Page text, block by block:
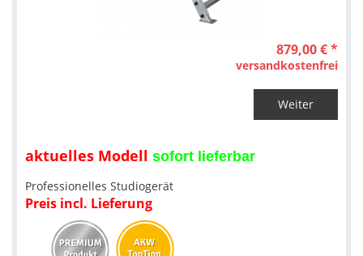
879,00 € *
versandkostenfrei
Weiter
aktuelles Modell sofort lieferbar
Professionelles Studiogerät
Preis incl. Lieferung